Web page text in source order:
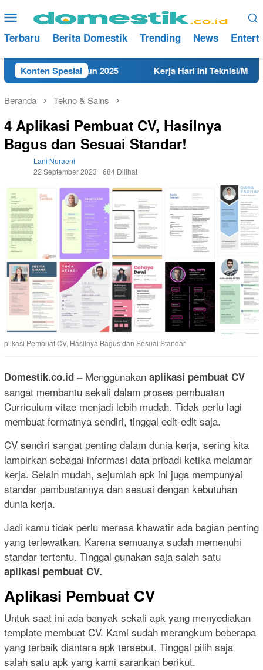
ke
konten
Menu
Mobile
Terbaru Berita Domestik Trending News
Konten Spesial
Tahun 2025 Kerja Hari Ini Teknisi/Mekanik
Beranda Tekno & Sains
4 Aplikasi Pembuat CV, Hasilnya
Bagus dan Sesuai Standar!
Lani Nuraeni
22 September 2023
684 Dilihat
plikasi Pembuat CV, Hasilnya Bagus dan Sesuai Standar
Domestik.co.id– Menggunakan aplikasi pembuat CV
sangat membantu sekali dalam proses pembuatan
Curriculum vitae menjadi lebih mudah. Tidak perlu lagi
membuat formatnya sendiri, tinggal edit-edit saja.
CV sendiri sangat penting dalam dunia kerja, sering kita
lampirkan sebagai informasi data pribadi ketika melamar
kerja. Selain mudah, sejumlah apk ini juga mempunyai
standar pembuatannya dan sesuai dengan kebutuhan
dunia kerja.
Jadi kamu tidak perlu merasa khawatir ada bagian penting
yang terlewatkan. Karena semuanya sudah memenuhi
standar tertentu. Tinggal gunakan saja salah satu
aplikasi pembuat CV.
Aplikasi Pembuat CV
Untuk saat ini ada banyak sekali apk yang menyediakan
template membuat CV. Kami sudah merangkum beberapa
yang terbaik diantara apk tersebut. Tinggal pilih saja
salah satu apk yang kami sarankan berikut.